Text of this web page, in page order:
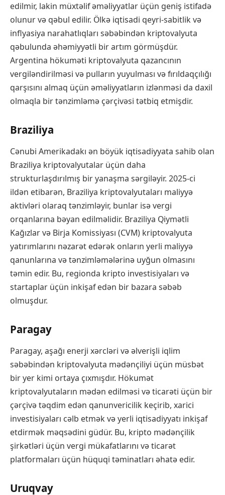
edilmir, lakin müxtəlif əməliyyatlar üçün geniş istifadə
olunur və qəbul edilir. Ölkə iqtisadi qeyri-sabitlik və
inflyasiya narahatlıqları səbəbindən kriptovalyuta
qəbulunda əhəmiyyətli bir artım görmüşdür.
Argentina hökuməti kriptovalyuta qazancının
vergiləndirilməsi və pulların yuyulması və fırıldaqçılığı
qarşısını almaq üçün əməliyyatların izlənməsi da daxil
olmaqla bir tənzimləmə çərçivəsi tətbiq etmişdir.
Braziliya
Cənubi Amerikadakı ən böyük iqtisadiyyata sahib olan
Braziliya kriptovalyutalar üçün daha
strukturlaşdırılmış bir yanaşma sərgiləyir. 2025-ci
ildən etibarən, Braziliya kriptovalyutaları maliyyə
aktivləri olaraq tənzimləyir, bunlar isə vergi
orqanlarına bəyan edilməlidir. Braziliya Qiymətli
Kağızlar və Birja Komissiyası (CVM) kriptovalyuta
yatırımlarını nəzarət edərək onların yerli maliyyə
qanunlarına və tənzimləmələrinə uyğun olmasını
təmin edir. Bu, regionda kripto investisiyaları və
startaplar üçün inkişaf edən bir bazara səbəb
olmuşdur.
Paragay
Paragay, aşağı enerji xərcləri və əlverişli iqlim
səbəbindən kriptovalyuta mədənçiliyi üçün müsbət
bir yer kimi ortaya çıxmışdır. Hökumət
kriptovalyutaların mədən edilməsi və ticarəti üçün bir
çərçivə təqdim edən qanunvericilik keçirib, xarici
investisiyaları cəlb etmək və yerli iqtisadiyyatı inkişaf
etdirmək məqsədini güdür. Bu, kripto mədənçilik
şirkətləri üçün vergi mükafatlarını və ticarət
platformaları üçün hüquqi təminatları əhatə edir.
Uruqvay